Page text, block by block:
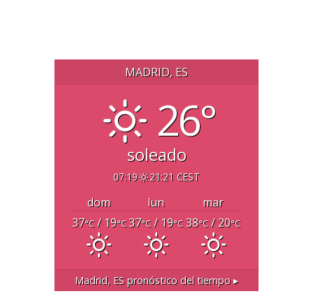
MADRID, ES
26°
soleado
07:19 21:21 CEST
dom lun
mar
37°C/ 19°C37°C/ 19°C 38°C/ 20°C
Madrid, ES pronóstico del tiempo ▸